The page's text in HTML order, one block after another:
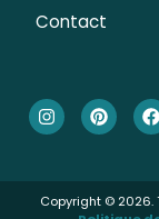
Contact
Copyright © 2026.